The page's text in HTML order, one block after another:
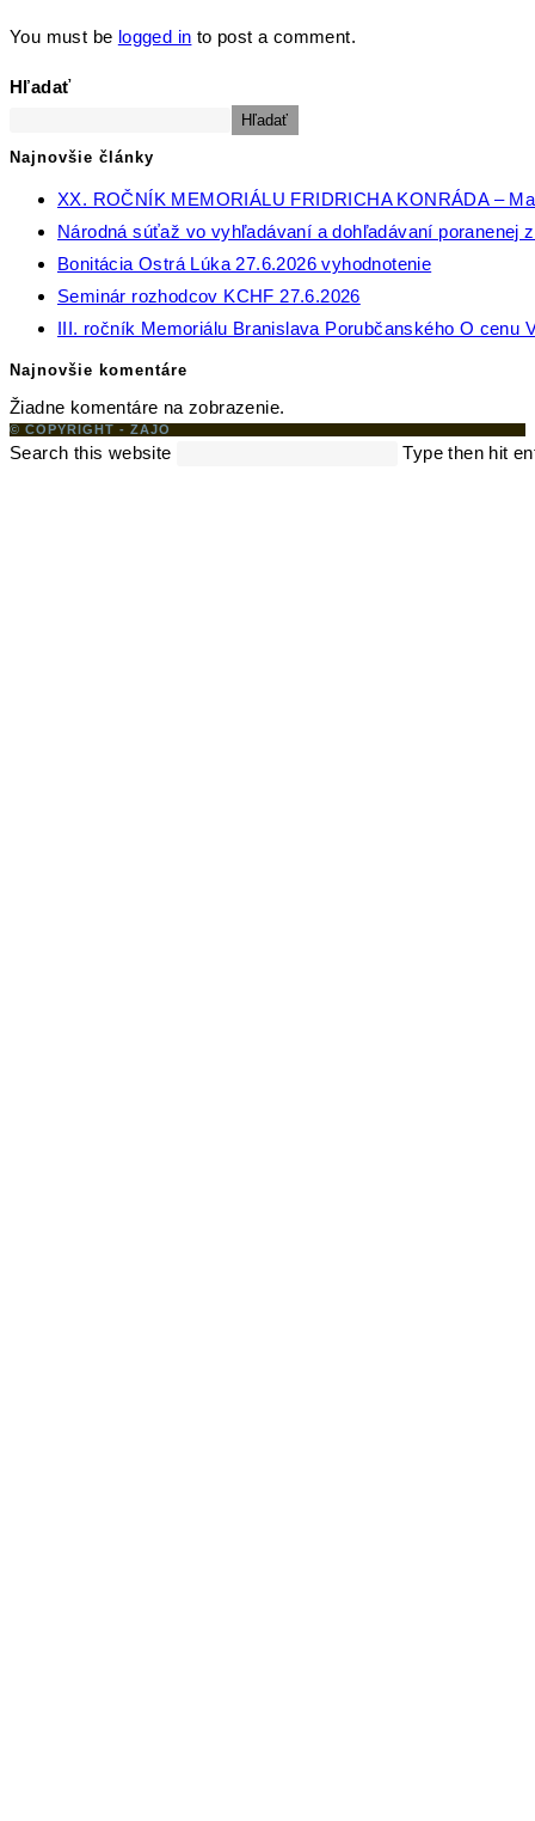
You must be logged in to post a comment.
Hľadať
Hľadať
Najnovšie články
XX. ROČNÍK MEMORIÁLU FRIDRICHA KONRÁDA –
Národná súťaž vo vyhľadávaní a dohľadávaní poranenej
Bonitácia Ostrá Lúka 27.6.2026 vyhodnotenie
Seminár rozhodcov KCHF 27.6.2026
III. ročník Memoriálu Branislava Porubčanského O cenu
Najnovšie komentáre
Žiadne komentáre na zobrazenie.
© COPYRIGHT - ZAJO
Search this website Type then hit